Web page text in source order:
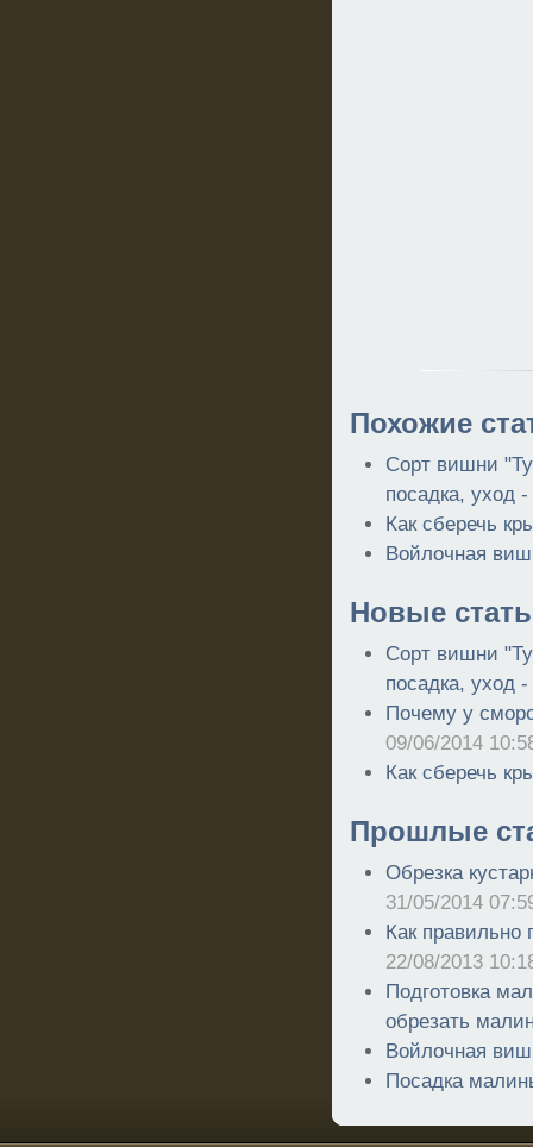
Похожие
Сорт вишни
посадка, уход
Как сберечь
Войлочная
Новые
Сорт вишни
посадка, уход
Почему у
09/06/2014
Как сберечь
Прошлые
Обрезка
31/05/2014
Как правильно
22/08/2013
Подготовка
обрезать
Войлочная
Посадка